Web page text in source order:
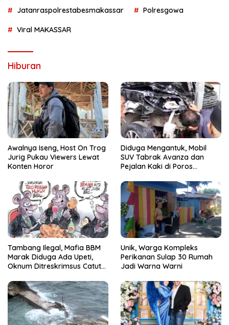
Jatanraspolrestabesmakassar Polresgowa
Viral MAKASSAR
Hiburan
Awalnya Iseng, Host On Trog
Jurig Pukau Viewers Lewat
Konten Horor
Diduga Mengantuk, Mobil
SUV Tabrak Avanza dan
Pejalan Kaki di Poros
Tambang Ilegal, Mafia BBM
Marak Diduga Ada Upeti,
Oknum Ditreskrimsus Catut
Unik, Warga Kompleks
Perikanan Sulap 30 Rumah
Jadi Warna Warni